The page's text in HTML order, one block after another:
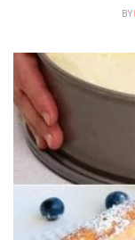
BY